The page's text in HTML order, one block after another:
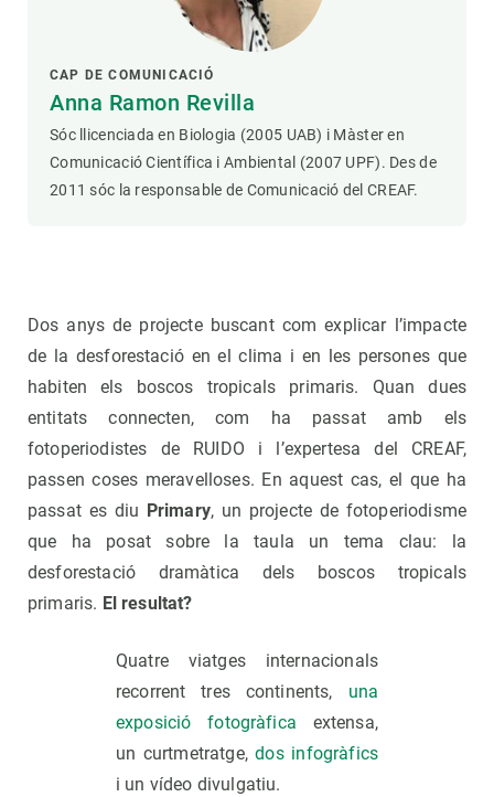
CAP DE COMUNICACIÓ
Anna Ramon Revilla
Sóc llicenciada en Biologia (2005 UAB) i Màster en
Comunicació Científica i Ambiental (2007 UPF). Des de
2011 sóc la responsable de Comunicació del CREAF.
Dos anys de projecte buscant com explicar l’impacte
de la desforestació en el clima i en les persones que
habiten els boscos tropicals primaris. Quan dues
entitats connecten, com ha passat amb els
fotoperiodistes de RUIDO i l’expertesa del CREAF,
passen coses meravelloses. En aquest cas, el que ha
passat es diu Primary, un projecte de fotoperiodisme
que ha posat sobre la taula un tema clau: la
desforestació dramàtica dels boscos tropicals
primaris. El resultat?
Quatre viatges internacionals
recorrent tres continents, una
exposició fotogràfica extensa,
un curtmetratge,dos infogràfics
i un vídeo divulgatiu.